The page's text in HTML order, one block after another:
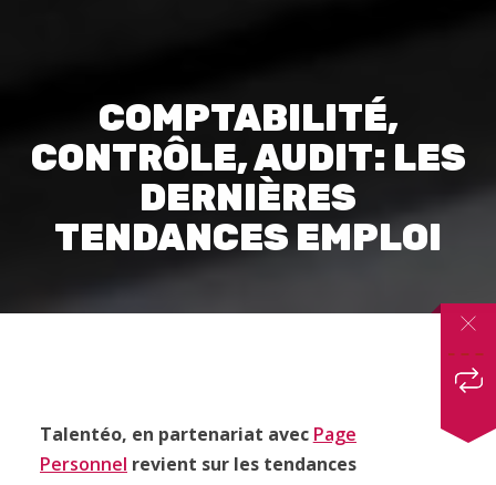
COMPTABILITÉ,
CONTRÔLE, AUDIT: LES
DERNIÈRES
TENDANCES EMPLOI
Talentéo, en partenariat avec Page
Personnel revient sur les tendances